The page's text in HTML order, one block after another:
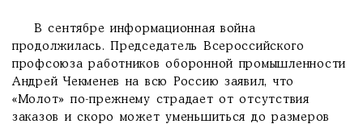
В сентябре информационная война
продолжилась. Председатель Всероссийского
профсоюза работников оборонной промышленности
Андрей Чекменев на всю Россию заявил, что
«Молот» по-прежнему страдает от отсутствия
заказов и скоро может уменьшиться до размеров